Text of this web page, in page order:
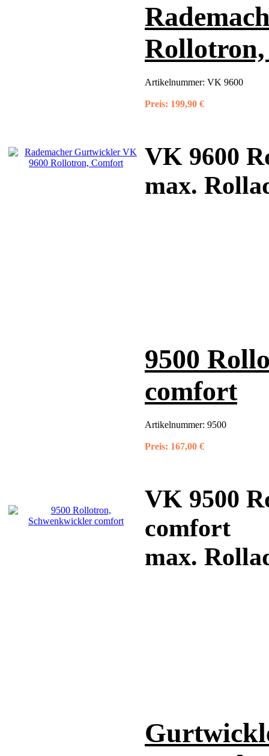
Artikelnummer: VK 9600
Preis: 199,90 €
VK 9600
max.
9500
comfort
Artikelnummer: 9500
Preis: 167,00 €
VK 9500
comfort
max.